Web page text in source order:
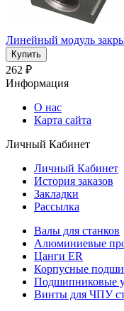
Линейный модуль
262 ₽
Информация
О нас
Карта сайта
Личный Кабинет
Личный Кабинет
История заказов
Закладки
Рассылка
Валы для станков
Алюминиевые
Цанги ER
Корпусные
Подшипниковые
Винты для ЧПУ